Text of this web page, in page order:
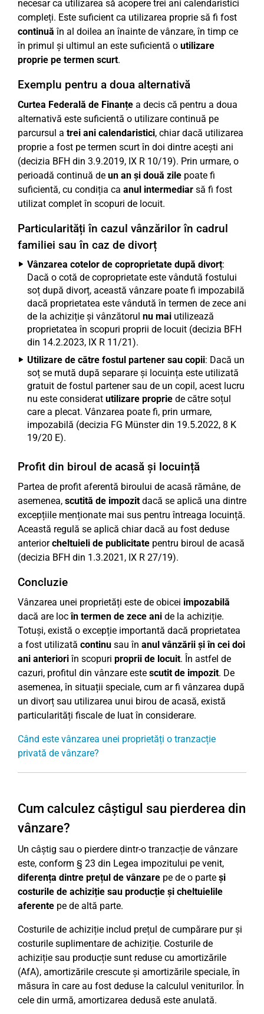
necesar ca utilizarea să acopere trei ani calendaristici
compleți. Este suficient ca utilizarea proprie să fi fost
continuă în al doilea an înainte de vânzare, în timp ce
în primul și ultimul an este suficientă o utilizare
proprie pe termen scurt.
Exemplu pentru a doua alternativă
Curtea Federală de Finanțe a decis că pentru a doua
alternativă este suficientă o utilizare continuă pe
parcursul a trei ani calendaristici, chiar dacă utilizarea
proprie a fost pe termen scurt în doi dintre acești ani
(decizia BFH din 3.9.2019, IX R 10/19). Prin urmare, o
perioadă continuă de un an și două zile poate fi
suficientă, cu condiția ca anul intermediar să fi fost
utilizat complet în scopuri de locuit.
Particularități în cazul vânzărilor în cadrul
familiei sau în caz de divorț
Vânzarea cotelor de coproprietate după divorț:
Dacă o cotă de coproprietate este vândută fostului
soț după divorț, această vânzare poate fi impozabilă
dacă proprietatea este vândută în termen de zece ani
de la achiziție și vânzătorul nu mai utilizează
proprietatea în scopuri proprii de locuit (decizia BFH
din 14.2.2023, IX R 11/21).
Utilizare de către fostul partener sau copii: Dacă un
soț se mută după separare și locuința este utilizată
gratuit de fostul partener sau de un copil, acest lucru
nu este considerat utilizare proprie de către soțul
care a plecat. Vânzarea poate fi, prin urmare,
impozabilă (decizia FG Münster din 19.5.2022, 8 K
19/20 E).
Profit din biroul de acasă și locuință
Partea de profit aferentă biroului de acasă rămâne, de
asemenea, scutită de impozitdacă se aplică una dintre
excepțiile menționate mai sus pentru întreaga locuință.
Această regulă se aplică chiar dacă au fost deduse
anteriorcheltuieli de publicitate pentru biroul de acasă
(decizia BFH din 1.3.2021, IX R 27/19).
Concluzie
Vânzarea unei proprietăți este de obicei impozabilă
dacă are locîn termen de zece ani de la achiziție.
Totuși, există o excepție importantă dacă proprietatea
a fost utilizată continu sau în anul vânzării și în cei doi
ani anterioriîn scopuri proprii de locuit. În astfel de
cazuri, profitul din vânzare este scutit de impozit. De
asemenea, în situații speciale, cum ar fi vânzarea după
un divorț sau utilizarea unui birou de acasă, există
particularități fiscale de luat în considerare.
Când este vânzarea unei proprietăți o tranzacție
privată de vânzare?
Cum calculez câștigul sau pierderea din
vânzare?
Un câștig sau o pierdere dintr-o tranzacție de vânzare
este, conform § 23 din Legea impozitului pe venit,
diferența dintre prețul de vânzare pe de o parte și
costurile de achiziție sau producție și cheltuielile
aferente pe de altă parte.
Costurile de achiziție includ prețul de cumpărare pur și
costurile suplimentare de achiziție. Costurile de
achiziție sau producție sunt reduse cu amortizările
(AfA), amortizările crescute și amortizările speciale, în
măsura în care au fost deduse la calculul veniturilor. În
cele din urmă, amortizarea dedusă este anulată.